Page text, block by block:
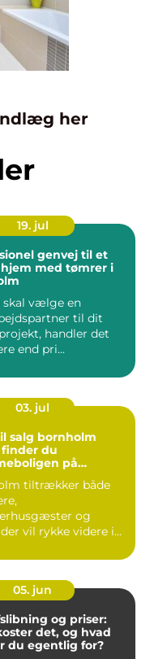
her
19. jul
genvej til et
med tømrer i
skal vælge en
til dit
handler det
end pri...
03. jul
salg bornholm
finder du
på
tiltrækker både
og
vil rykke videre i
05. jun
og priser:
det, og hvad
du egentlig for?